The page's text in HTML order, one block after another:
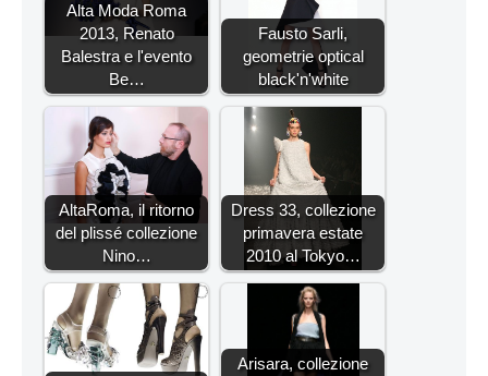
Alta Moda Roma
2013, Renato
Balestra e l'evento
Be…
Fausto Sarli,
geometrie optical
black'n'white
AltaRoma, il ritorno
del plissé collezione
Nino…
Dress 33, collezione
primavera estate
2010 al Tokyo…
Arisara, collezione